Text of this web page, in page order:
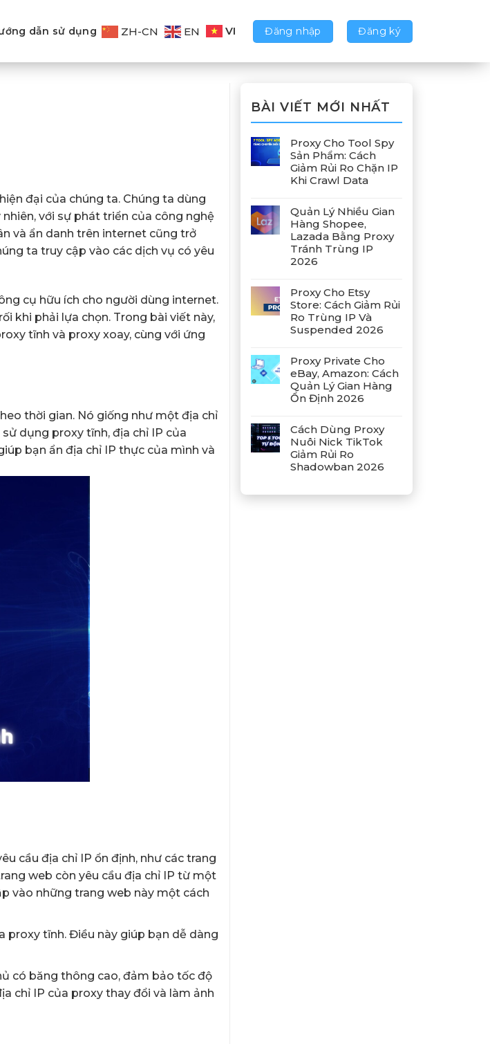
dẫn sử dụng ZH-CN EN VI Đăng nhập Đăng ký
đại của chúng ta. Chúng ta dùng
với sự phát triển của công nghệ
và ẩn danh trên internet cũng trở
ta truy cập vào các dịch vụ có yêu
cụ hữu ích cho người dùng internet.
khi phải lựa chọn. Trong bài viết này,
tĩnh và proxy xoay, cùng với ứng
thời gian. Nó giống như một địa chỉ
dụng proxy tĩnh, địa chỉ IP của
bạn ẩn địa chỉ IP thực của mình và
cầu địa chỉ IP ổn định, như các trang
web còn yêu cầu địa chỉ IP từ một
vào những trang web này một cách
proxy tĩnh. Điều này giúp bạn dễ dàng
có băng thông cao, đảm bảo tốc độ
chỉ IP của proxy thay đổi và làm ảnh
BÀI VIẾT MỚI NHẤT
Proxy Cho Tool Spy
Sản Phẩm: Cách
Giảm Rủi Ro Chặn IP
Khi Crawl Data
Quản Lý Nhiều Gian
Hàng Shopee,
Lazada Bằng Proxy
Tránh Trùng IP
2026
Proxy Cho Etsy
Store: Cách Giảm Rủi
Ro Trùng IP Và
Suspended 2026
Proxy Private Cho
eBay, Amazon: Cách
Quản Lý Gian Hàng
Ổn Định 2026
Cách Dùng Proxy
Nuôi Nick TikTok
Giảm Rủi Ro
Shadowban 2026